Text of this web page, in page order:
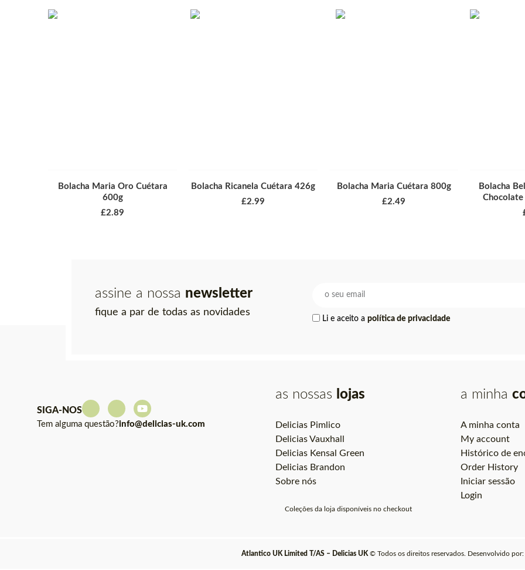
Bolacha Maria Oro Cuétara
600g
£2.89
Bolacha Ricanela Cuétara 426g
£2.99
Bolacha Maria Cuétara 800g
£2.49
Bolacha
assine a nossa newsletter
fique a par de todas as novidades
Li e aceito a política de privacidade
SIGA-NOS
Tem alguma questão?info@delicias-uk.com
as nossas lojas
Delicias Pimlico
Delicias Vauxhall
Delicias Kensal Green
Delicias Brandon
Sobre nós
Coleções da loja disponíveis no checkout
a minha
A minha conta
My account
Histórico de
Order History
Iniciar sessão
Login
Atlantico UK Limited T/AS – Delicias UK© Todos os direitos reservados. Desenvolvido por: